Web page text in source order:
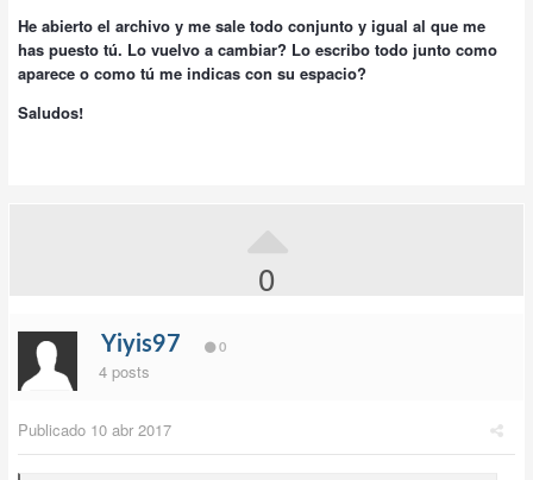
He abierto el archivo y me sale todo conjunto y igual al que me
has puesto tú. Lo vuelvo a cambiar? Lo escribo todo junto como
aparece o como tú me indicas con su espacio?
Saludos!
0
Yiyis97 0
4 posts
Publicado 10 abr 2017